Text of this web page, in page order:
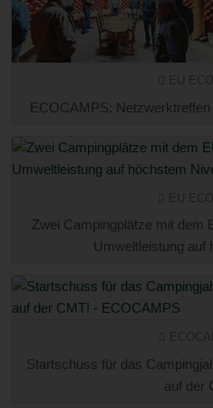
ECOCAMPS:
Zwei Campingplätze mit dem
Umweltleistung auf
Startschuss für das
auf der